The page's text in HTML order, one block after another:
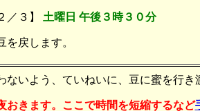
／３】 土曜日 午後３時３０分
戻します。
いよう、ていねいに、豆に蜜を行き
おきます。ここで時間を短縮するなど